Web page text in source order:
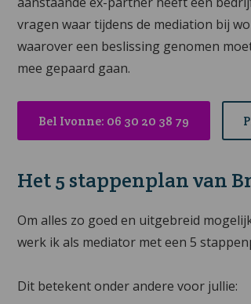
vragen waar tijdens de mediation bij
waarover een beslissing genomen
mee gepaard gaan.
Bel Ivonne: 06 30 20 38 79
Het 5 stappenplan van
Om alles zo goed en uitgebreid
werk ik als mediator met een 5
Dit betekent onder andere voor jullie: